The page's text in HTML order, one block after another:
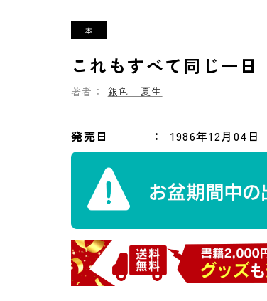
これもすべて同じ一日
著者： 銀色 夏生
発売日 1986年12月04日